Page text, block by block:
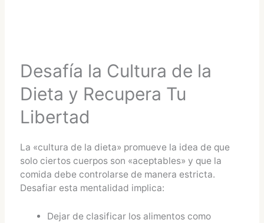
Desafía la Cultura de la
Dieta y Recupera Tu
Libertad
La «cultura de la dieta» promueve la idea de que
solo ciertos cuerpos son «aceptables» y que la
comida debe controlarse de manera estricta.
Desafiar esta mentalidad implica:
Dejar de clasificar los alimentos como